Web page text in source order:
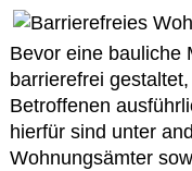
Bevor eine bauliche
barrierefrei
Betroffenen
hierfür sind unter
Wohnungsämter